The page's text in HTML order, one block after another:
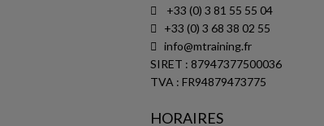
+33 (0) 3 81 55 55 04
+33 (0) 3 68 38 02 55
info@mtraining.fr
SIRET : 87947377500036
TVA : FR94879473775
HORAIRES